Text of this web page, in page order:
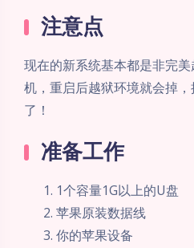
注意点
现在的新系统基本都是非完
机，重启后越狱环境就会掉
了！
准备工作
1个容量1G以上的U盘
苹果原装数据线
你的苹果设备